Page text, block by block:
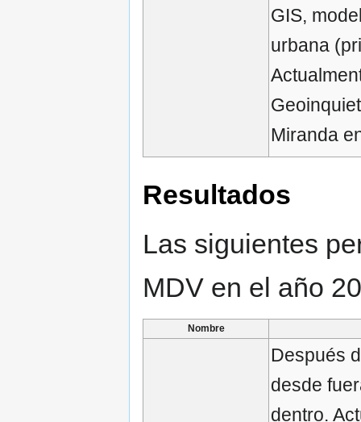
GIS,
urbana
Miranda
Resultados
Las siguientes
MDV en el año
Nombre
Después
desde
dentro.